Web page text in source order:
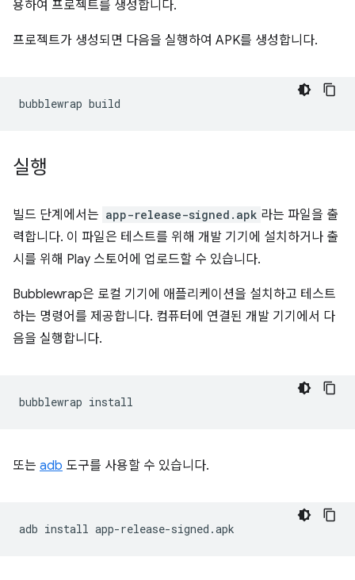
용하여 프로젝트를 생성합니다.
프로젝트가 생성되면 다음을 실행하여 APK를 생성합니다.
bubblewrap
실행
빌드 단계에서는 app-release-signed.apk 라는 파일을 출
력합니다. 이 파일은 테스트를 위해 개발 기기에 설치하거나 출
시를 위해 Play 스토어에 업로드할 수 있습니다.
Bubblewrap은 로컬 기기에 애플리케이션을 설치하고 테스트
하는 명령어를 제공합니다. 컴퓨터에 연결된 개발 기기에서 다
음을 실행합니다.
bubblewrap
또는 adb 도구를 사용할 수 있습니다.
adb install